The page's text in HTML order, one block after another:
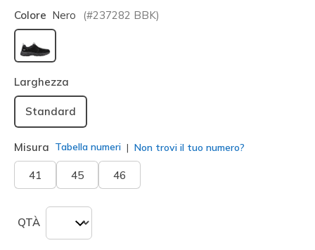
Colore Nero (#237282 BBK)
selezionato
Larghezza
Standard
Misura Tabella numeri Non trovi il tuo numero?
41 45 46
QTÀ